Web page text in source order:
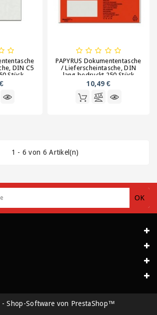
DIN C5
Stück
PAPYRUS Dokumententasche
/ Lieferscheintasche, DIN
lang bedruckt 250 Stück
10,49 €
1 - 6 von 6 Artikel(n)
Shop-Software von PrestaShop™